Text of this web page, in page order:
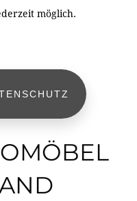
möglich.